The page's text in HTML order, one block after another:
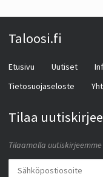
Taloosi.fi
Etusivu Uutiset
Tietosuojaseloste
Tilaa
Tilaamalla